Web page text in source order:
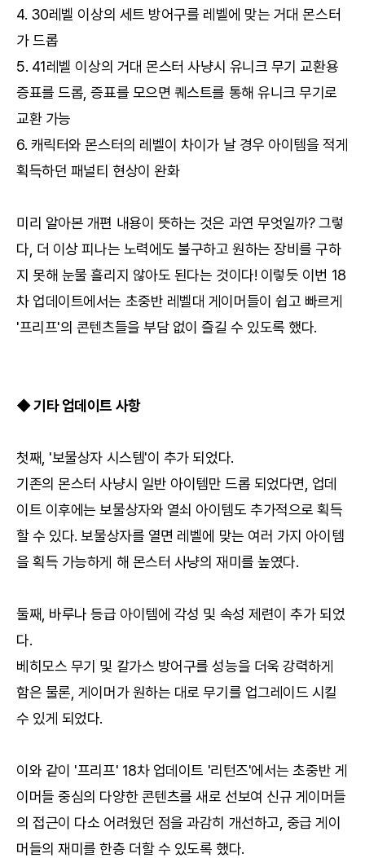
4. 30레벨 이상의 세트 방어구를 레벨에 맞는 거대 몬스터
가 드롭
5. 41레벨 이상의 거대 몬스터 사냥시 유니크 무기 교환용
증표를 드롭, 증표를 모으면 퀘스트를 통해 유니크 무기로
교환 가능
6. 캐릭터와 몬스터의 레벨이 차이가 날 경우 아이템을 적게
획득하던 패널티 현상이 완화
미리 알아본 개편 내용이 뜻하는 것은 과연 무엇일까? 그렇
다, 더 이상 피나는 노력에도 불구하고 원하는 장비를 구하
지 못해 눈물 흘리지 않아도 된다는 것이다! 이렇듯 이번 18
차 업데이트에서는 초중반 레벨대 게이머들이 쉽고 빠르게
'프리프'의 콘텐츠들을 부담 없이 즐길 수 있도록 했다.
◆ 기타 업데이트 사항
첫째, '보물상자 시스템'이 추가 되었다.
기존의 몬스터 사냥시 일반 아이템만 드롭 되었다면, 업데
이트 이후에는 보물상자와 열쇠 아이템도 추가적으로 획득
할 수 있다. 보물상자를 열면 레벨에 맞는 여러 가지 아이템
을 획득 가능하게 해 몬스터 사냥의 재미를 높였다.
둘째, 바루나 등급 아이템에 각성 및 속성 제련이 추가 되었
다.
베히모스 무기 및 칼가스 방어구를 성능을 더욱 강력하게
함은 물론, 게이머가 원하는 대로 무기를 업그레이드 시킬
수 있게 되었다.
이와 같이 '프리프' 18차 업데이트 '리턴즈'에서는 초중반 게
이머들 중심의 다양한 콘텐츠를 새로 선보여 신규 게이머들
의 접근이 다소 어려웠던 점을 과감히 개선하고, 중급 게이
머들의 재미를 한층 더할 수 있도록 했다.